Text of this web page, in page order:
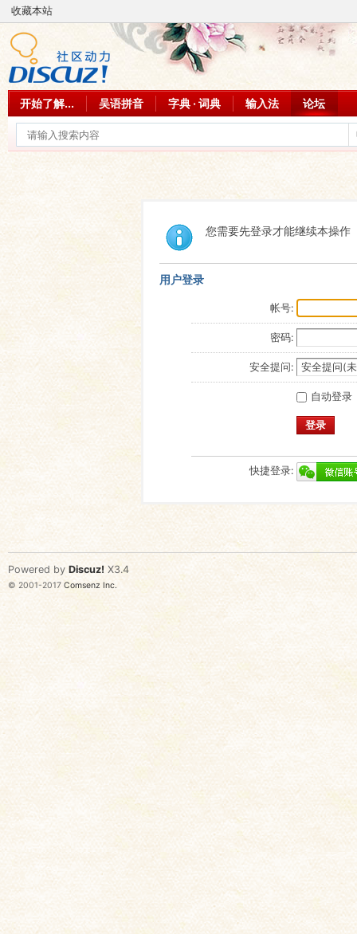
收藏本站
开始了解... 吴语拼音 字典 · 词典 输入法 论坛
您需要先登录才能继续本操作
用户登录
帐号:
密码:
安全提问:
自动登录
登录
快捷登录:
Powered by Discuz! X3.4
© 2001-2017 Comsenz Inc.